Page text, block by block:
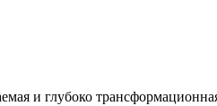
и глубоко